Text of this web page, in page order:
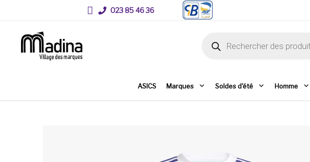
023 85 46 36
ASICS Marques Soldes d'été Homme